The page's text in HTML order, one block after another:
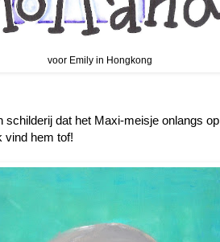
voor Emily in Hongkong
schilderij dat het Maxi-meisje onlangs op
vind hem tof!